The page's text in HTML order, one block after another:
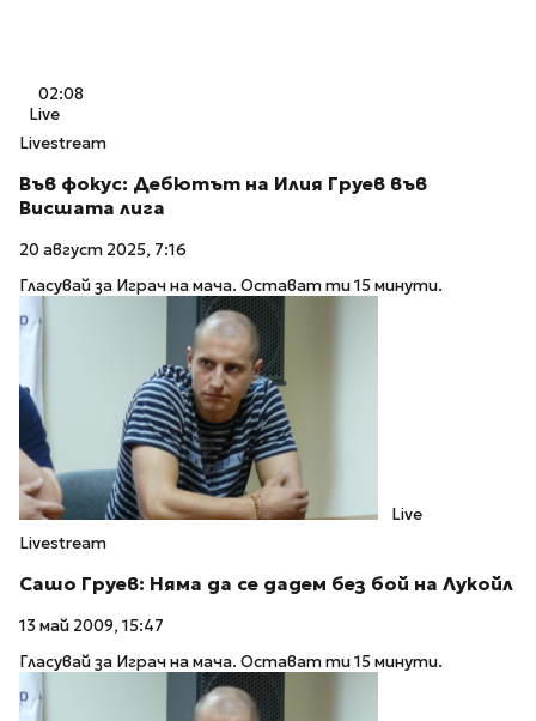
02:08
Live
Livestream
Във фокус: Дебютът на Илия Груев във
Висшата лига
20 август 2025, 7:16
Гласувай за Играч на мача. Остават ти 15 минути.
Live
Livestream
Сашо Груев: Няма да се дадем без бой на Лукойл
13 май 2009, 15:47
Гласувай за Играч на мача. Остават ти 15 минути.